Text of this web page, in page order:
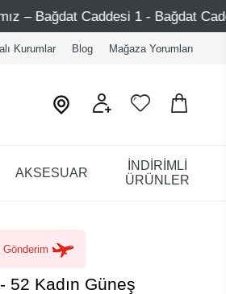
1 - Bağdat Caddesi 2 - Nişantaşı
Kurumlar Blog Mağaza Yorumları
AKSESUAR
İNDİRİMLİ
ÜRÜNLER
Gönderim
52 Kadın Güneş